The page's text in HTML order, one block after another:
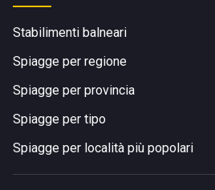
Stabilimenti balneari
Spiagge per regione
Spiagge per provincia
Spiagge per tipo
Spiagge per località più popolari